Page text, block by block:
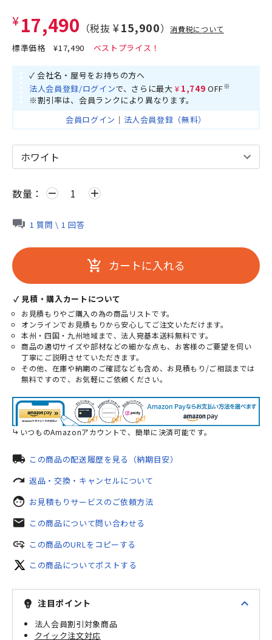
¥17,490 （税抜 ¥15,900）消費税について
標準価格¥17,490
✓ 会社名・屋号をお持ちの方へ
法人会員登録/ログインで、さらに最大 ¥1,749 OFF※
※割引率は、会員ランクにより異なります。
会員ログイン ｜ 法人会員登録（無料）
数量： remove add
1 質問 \ 1 回答
add_shopping_cart カートに入れる
✓ 見積・購入カートについて
お見積もりやご購入の為の商品リストです。
オンラインでお見積もりから安心してご注文いただけます。
本州・四国・九州地域まで、法人宛基本送料無料です。
商品の適切サイズや部材などの細かな点も、お客様のご要望を伺い
丁寧にご説明させていただきます。
その他、在庫や納期のご確認なども含め、お見積もり/ご相談までは
無料ですので、お気軽にご依頼ください。
いつものAmazonアカウントで、簡単に決済可能です。
local_shipping この商品の配送履歴を見る（納期目安）
redo 返品・交換・キャンセルについて
face お見積もりサービスのご依頼方法
mail この商品について問い合わせる
add_link この商品のURLをコピーする
この商品についてポストする
emoji_objects 注目ポイント expand_less
法人会員割引対象商品
クイック注文対応